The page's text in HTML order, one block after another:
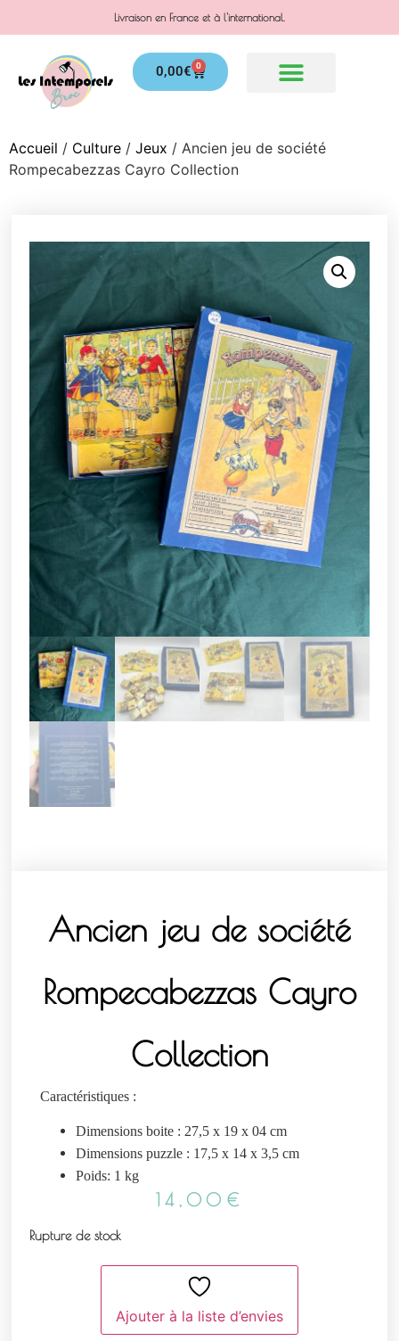
Livraison en France et à l'international.
0,00€ 0
Accueil / Culture / Jeux / Ancien jeu de société
Rompecabezzas Cayro Collection
Ancien jeu de société
Rompecabezzas Cayro
Collection
Caractéristiques :
Dimensions boite : 27,5 x 19 x 04 cm
Dimensions puzzle : 17,5 x 14 x 3,5 cm
Poids: 1 kg
14,00 €
Rupture de stock
Ajouter à la liste d’envies